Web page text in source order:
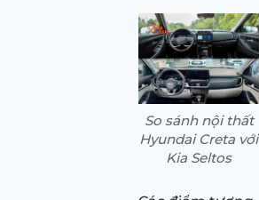
So sánh nội thất
Hyundai Creta với
Kia Seltos